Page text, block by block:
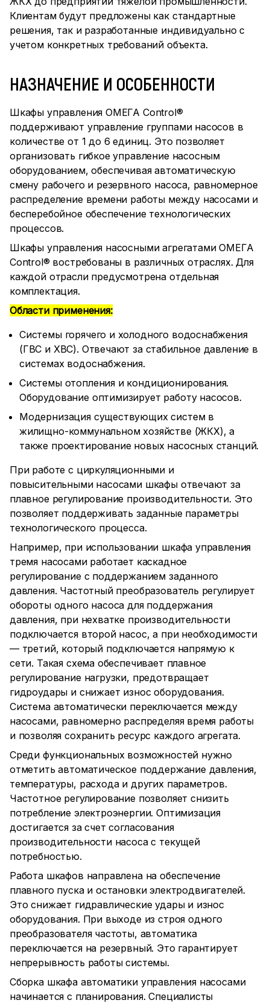
Клиентам будут предложены как стандартные
решения, так и разработанные индивидуально с
учетом конкретных требований объекта.
НАЗНАЧЕНИЕ И ОСОБЕННОСТИ
Шкафы управления ОМЕГА Control®
поддерживают управление группами насосов в
количестве от 1 до 6 единиц. Это позволяет
организовать гибкое управление насосным
оборудованием, обеспечивая автоматическую
смену рабочего и резервного насоса, равномерное
распределение времени работы между насосами и
бесперебойное обеспечение технологических
процессов.
Шкафы управления насосными агрегатами ОМЕГА
Control® востребованы в различных отраслях. Для
каждой отрасли предусмотрена отдельная
комплектация.
Области применения:
Системы горячего и холодного водоснабжения
(ГВС и ХВС). Отвечают за стабильное давление в
системах водоснабжения.
Системы отопления и кондиционирования.
Оборудование оптимизирует работу насосов.
Модернизация существующих систем в
жилищно-коммунальном хозяйстве (ЖКХ), а
также проектирование новых насосных станций.
При работе с циркуляционными и
повысительными насосами шкафы отвечают за
плавное регулирование производительности. Это
позволяет поддерживать заданные параметры
технологического процесса.
Например, при использовании шкафа управления
тремя насосами работает каскадное
регулирование с поддержанием заданного
давления. Частотный преобразователь регулирует
обороты одного насоса для поддержания
давления, при нехватке производительности
подключается второй насос, а при необходимости
— третий, который подключается напрямую к
сети. Такая схема обеспечивает плавное
регулирование нагрузки, предотвращает
гидроудары и снижает износ оборудования.
Система автоматически переключается между
насосами, равномерно распределяя время работы
и позволяя сохранить ресурс каждого агрегата.
Среди функциональных возможностей нужно
отметить автоматическое поддержание давления,
температуры, расхода и других параметров.
Частотное регулирование позволяет снизить
потребление электроэнергии. Оптимизация
достигается за счет согласования
производительности насоса с текущей
потребностью.
Работа шкафов направлена на обеспечение
плавного пуска и остановки электродвигателей.
Это снижает гидравлические удары и износ
оборудования. При выходе из строя одного
преобразователя частоты, автоматика
переключается на резервный. Это гарантирует
непрерывность работы системы.
Сборка шкафа автоматики управления насосами
начинается с планирования. Специалисты